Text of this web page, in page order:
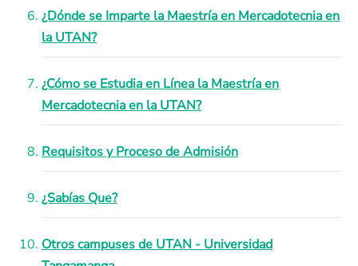
¿Dónde se Imparte la Maestría en Mercadotecnia en
la UTAN?
¿Cómo se Estudia en Línea la Maestría en
Mercadotecnia en la UTAN?
Requisitos y Proceso de Admisión
¿Sabías Que?
Otros campuses de UTAN - Universidad